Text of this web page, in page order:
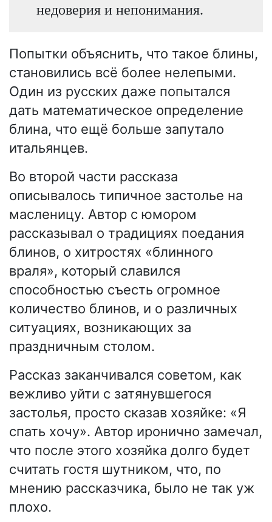
недоверия и непонимания.
Попытки объяснить, что такое блины,
становились всё более нелепыми.
Один из русских даже попытался
дать математическое определение
блина, что ещё больше запутало
итальянцев.
Во второй части рассказа
описывалось типичное застолье на
масленицу. Автор с юмором
рассказывал о традициях поедания
блинов, о хитростях «блинного
враля», который славился
способностью съесть огромное
количество блинов, и о различных
ситуациях, возникающих за
праздничным столом.
Рассказ заканчивался советом, как
вежливо уйти с затянувшегося
застолья, просто сказав хозяйке: «Я
спать хочу». Автор иронично замечал,
что после этого хозяйка долго будет
считать гостя шутником, что, по
мнению рассказчика, было не так уж
плохо.